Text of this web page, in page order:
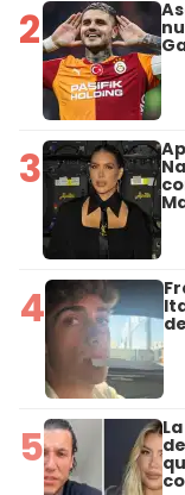
2
3
4
5